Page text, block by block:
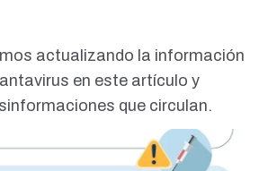
actualizando la información
en este artículo y
que circulan.